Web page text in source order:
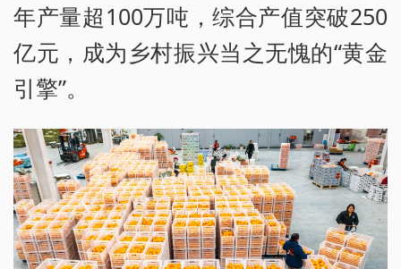
年产量超100万吨，综合产值突破250
亿元，成为乡村振兴当之无愧的“黄金
引擎”。